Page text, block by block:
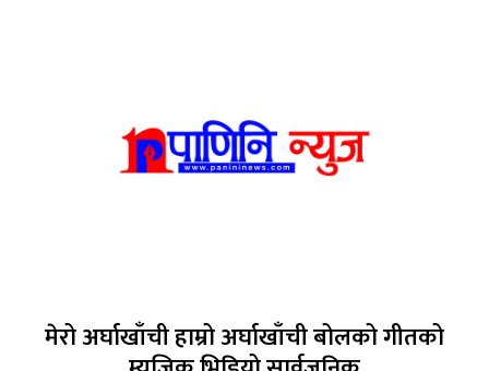
मेरो अर्घाखाँची हाम्रो अर्घाखाँची बोलको गीतको